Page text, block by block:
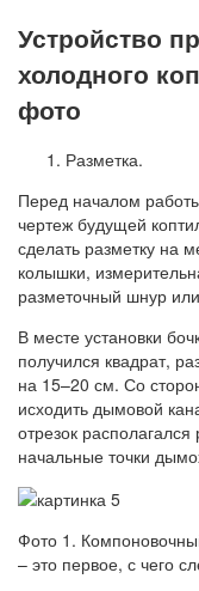
Устройство
холодного
фото
Разметка.
Перед началом
чертеж будущей
сделать разметку на
колышки,
разметочный шнур
В месте установки
получился квадрат,
на 15–20 см. Со
исходить дымовой
отрезок
начальные точки
Фото 1.
– это первое, с чего